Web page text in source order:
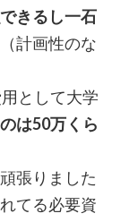
きるし一石
計画性のな
として大学
は50万くら
張りました
てる必要資